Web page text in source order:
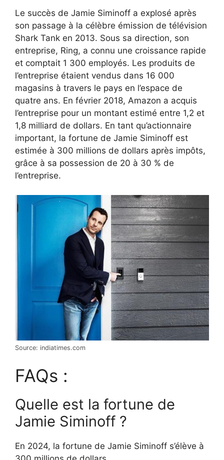
Le succès de Jamie Siminoff a explosé après
son passage à la célèbre émission de télévision
Shark Tank en 2013. Sous sa direction, son
entreprise, Ring, a connu une croissance rapide
et comptait 1 300 employés. Les produits de
l’entreprise étaient vendus dans 16 000
magasins à travers le pays en l’espace de
quatre ans. En février 2018, Amazon a acquis
l’entreprise pour un montant estimé entre 1,2 et
1,8 milliard de dollars. En tant qu’actionnaire
important, la fortune de Jamie Siminoff est
estimée à 300 millions de dollars après impôts,
grâce à sa possession de 20 à 30 % de
l’entreprise.
Source: indiatimes.com
FAQs :
Quelle est la fortune de
Jamie Siminoff ?
En 2024, la fortune de Jamie Siminoff s’élève à